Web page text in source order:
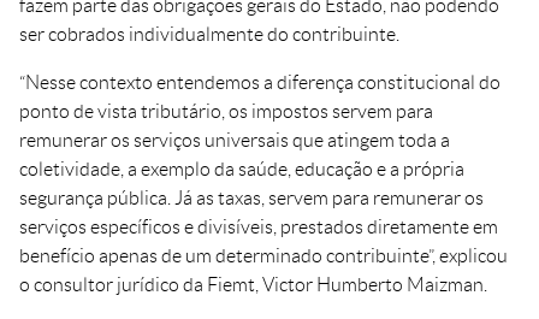
fazem parte das obrigações gerais do Estado, não podendo
ser cobrados individualmente do contribuinte.
“Nesse contexto entendemos a diferença constitucional do
ponto de vista tributário, os impostos servem para
remunerar os serviços universais que atingem toda a
coletividade, a exemplo da saúde, educação e a própria
segurança pública. Já as taxas, servem para remunerar os
serviços específicos e divisíveis, prestados diretamente em
benefício apenas de um determinado contribuinte”, explicou
o consultor jurídico da Fiemt, Victor Humberto Maizman.